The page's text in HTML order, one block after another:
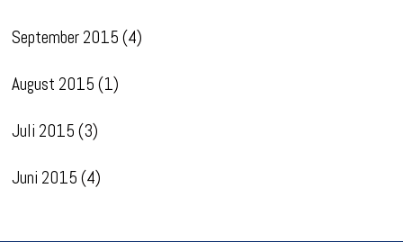
September 2015 (4)
August 2015 (1)
Juli 2015 (3)
Juni 2015 (4)